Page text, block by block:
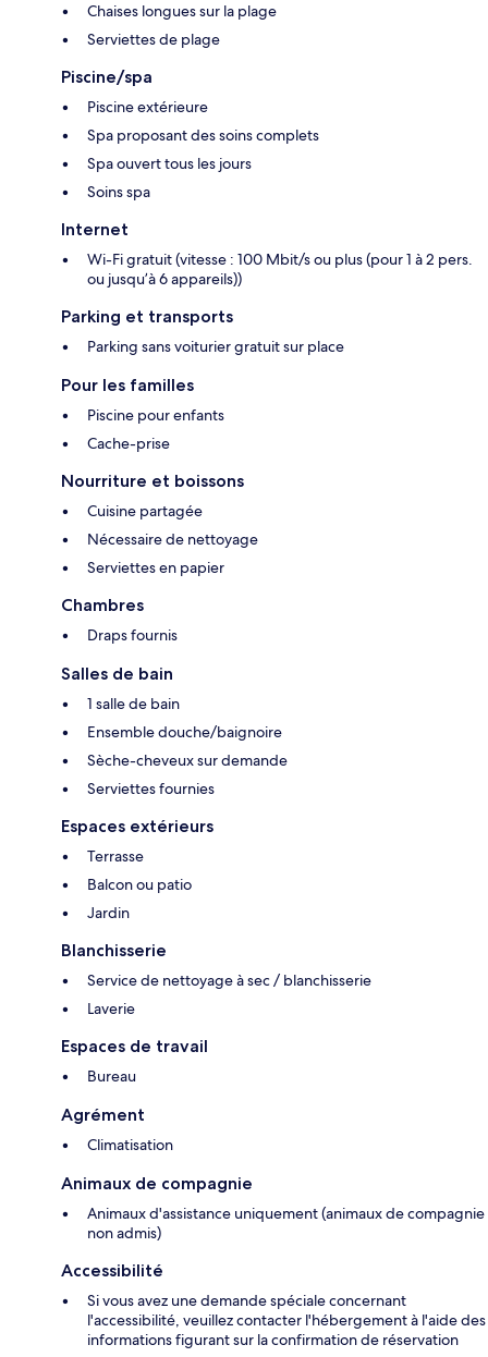
Chaises longues sur la plage
Serviettes de plage
Piscine/spa
Piscine extérieure
Spa proposant des soins complets
Spa ouvert tous les jours
Soins spa
Internet
Wi-Fi gratuit (vitesse : 100 Mbit/s ou plus (pour 1 à 2 pers.
ou jusqu’à 6 appareils))
Parking et transports
Parking sans voiturier gratuit sur place
Pour les familles
Piscine pour enfants
Cache-prise
Nourriture et boissons
Cuisine partagée
Nécessaire de nettoyage
Serviettes en papier
Chambres
Draps fournis
Salles de bain
1 salle de bain
Ensemble douche/baignoire
Sèche-cheveux sur demande
Serviettes fournies
Espaces extérieurs
Terrasse
Balcon ou patio
Jardin
Blanchisserie
Service de nettoyage à sec / blanchisserie
Laverie
Espaces de travail
Bureau
Agrément
Climatisation
Animaux de compagnie
Animaux d'assistance uniquement (animaux de compagnie
non admis)
Accessibilité
Si vous avez une demande spéciale concernant
l'accessibilité, veuillez contacter l'hébergement à l'aide des
informations figurant sur la confirmation de réservation